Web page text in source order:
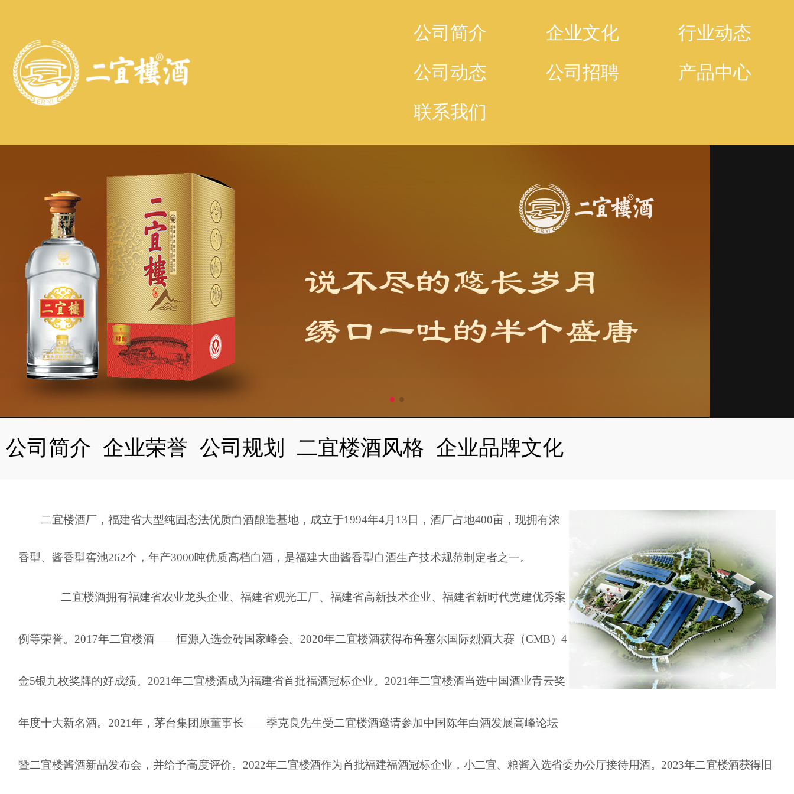
公司简介 企业文化
行业动态
公司动态
公司招聘
产品中心
联系我们
公司简介 企业荣誉 公司规划 二宜楼酒风格 企业品牌文化
二宜楼酒厂，福建省大型纯固态法优质白酒酿造基地，成立于1994年4月13日，酒厂占地400亩，现拥有浓
香型、酱香型窖池262个，年产3000吨优质高档白酒，是福建大曲酱香型白酒生产技术规范制定者之一。
二宜楼酒拥有福建省农业龙头企业、福建省观光工厂、福建省高新技术企业、福建省新时代党建优秀案
例等荣誉。2017年二宜楼酒——恒源入选金砖国家峰会。2020年二宜楼酒获得布鲁塞尔国际烈酒大赛 （CMB）4
金5银九枚奖牌的好成绩。2021年二宜楼酒成为福建省首批福酒冠标企业。2021年二宜楼酒当选中国酒业青云奖
年度十大新名酒。2021年，茅台集团原董事长——季克良先生受二宜楼酒邀请参加中国陈年白酒发展高峰论坛
暨二宜楼酱酒新品发布会，并给予高度评价。 2022年二宜楼酒作为首批福建福酒冠标企业，小二宜、粮酱入选省委办公厅接待用酒。 2023年二宜楼酒获得旧